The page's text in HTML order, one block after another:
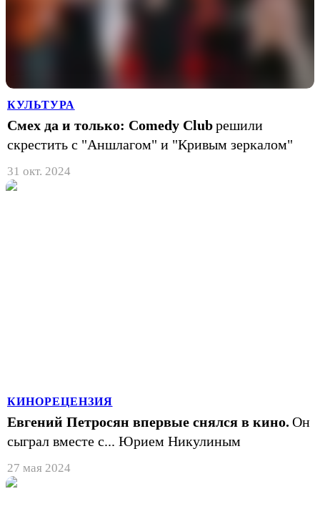
КУЛЬТУРА
Смех да и только: Comedy Clubрешили
скрестить с "Аншлагом" и "Кривым зеркалом"
31 окт. 2024
КИНОРЕЦЕНЗИЯ
Евгений Петросян впервые снялся в кино. Он
сыграл вместе с... Юрием Никулиным
27 мая 2024